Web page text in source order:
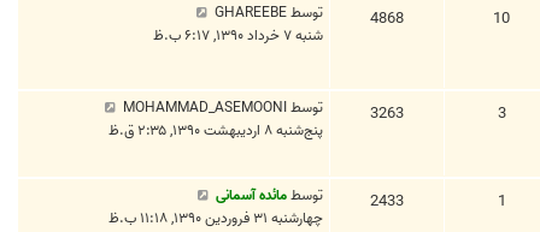
10
4868 توسطGHAREEBE
شنبه ۷ خرداد ۱۳۹۰, ۶:۱۷ ب.ظ
3
3263 توسطMOHAMMAD_ASEMOONI
پنج‌شنبه ۸ اردیبهشت ۱۳۹۰, ۲:۳۵ ق.ظ
1
2433 توسطمائده آسمانی
چهارشنبه ۳۱ فروردین ۱۳۹۰, ۱۱:۱۸ ب.ظ